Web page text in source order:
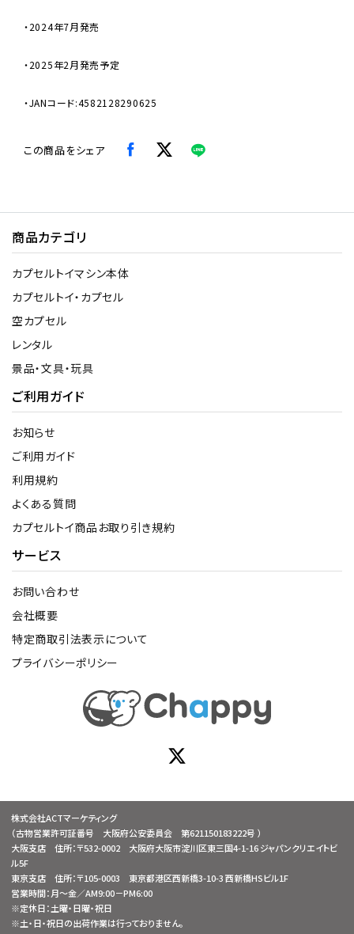
・2024年7月発売
・2025年2月発売予定
・JANコード:4582128290625
この商品をシェア
商品カテゴリ
カプセルトイマシン本体
カプセルトイ・カプセル
空カプセル
レンタル
景品・文具・玩具
ご利用ガイド
お知らせ
ご利用ガイド
利用規約
よくある質問
カプセルトイ商品お取り引き規約
サービス
お問い合わせ
会社概要
特定商取引法表示について
プライバシーポリシー
株式会社ACTマーケティング
（古物営業許可証番号 大阪府公安委員会 第621150183222号 ）
大阪支店 住所：〒532-0002 大阪府大阪市淀川区東三国4-1-16 ジャパンクリエイトビ
ル5F
東京支店 住所：〒105-0003 東京都港区西新橋3-10-3 西新橋HSビル1F
営業時間：月～金／AM9:00－PM6:00
※定休日：土曜・日曜・祝日
※土・日・祝日の出荷作業は行っておりません。